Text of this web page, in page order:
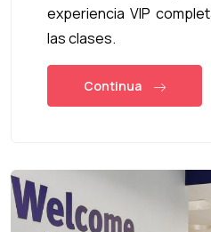
experiencia VIP
las clases.
Continua